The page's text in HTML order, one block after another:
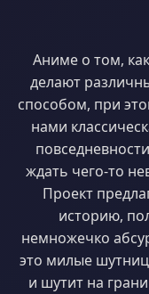
Аниме о том,
делают
способом, при
нами
ждать чего-то
Проект
историю,
немножечко
это милые
и шутит на